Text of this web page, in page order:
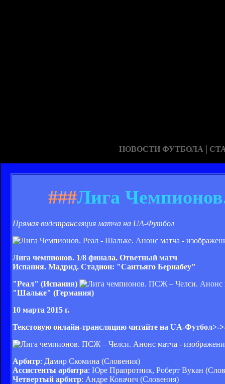
НОВОСТИ ФУТБОЛА |
###Лига
Прямая видетрансляция матча на UA-Футбол
Лига чемпионов. 1/8 финала. Ответный матч
Испания. Мадрид. Стадион: "Сантьяго Бернабеу"
"Реал" (Испания)
"Шальке" (Германия)
10 марта 2015 г.
Текстовую онлайн-трансляцию читайте на UA-Футбол>-
Арбитр: Дамир Скомина (Словения)
Ассистенты арбитра: Юре Прапротник, Роберт Вукан (
Четвертый арбитр: Андре Ковачич (Словения)